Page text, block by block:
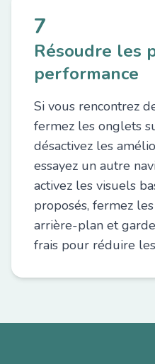
7
Résoudre les
performance
Si vous rencontrez
fermez les onglets
désactivez les
essayez un autre
activez les visuels
proposés, fermez
arrière-plan et
frais pour réduire